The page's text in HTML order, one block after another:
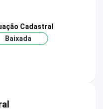
Cadastral
Baixada